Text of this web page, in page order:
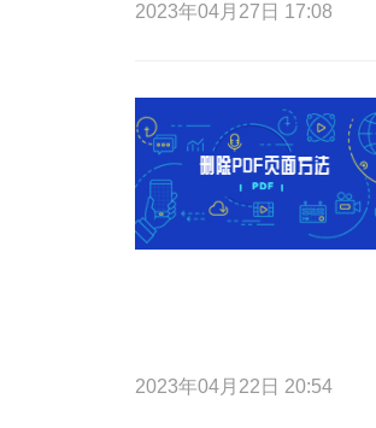
2023年04月27日 17:08
2023年04月22日 20:54